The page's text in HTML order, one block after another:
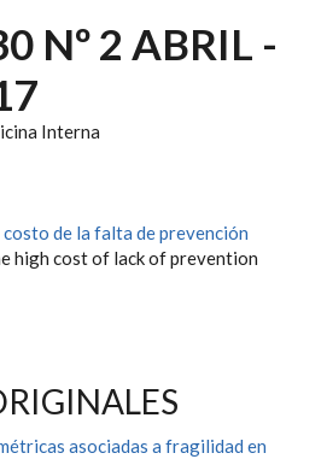
Nº 2 ABRIL -
Interna
de la falta de prevención
high cost of lack of prevention
asociadas a fragilidad en